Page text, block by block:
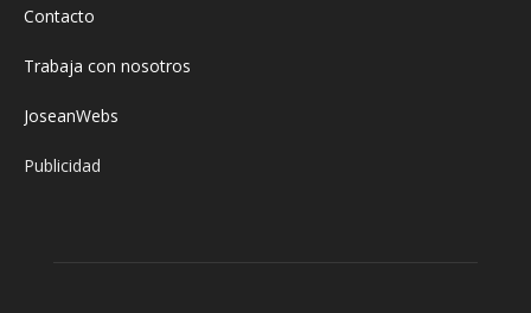
Contacto
Trabaja con nosotros
JoseanWebs
Publicidad